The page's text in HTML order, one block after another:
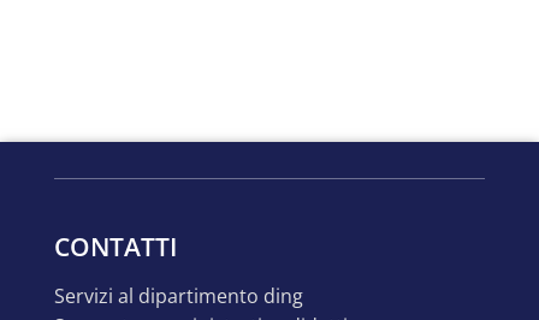
CONTATTI
servizi al dipartimento ding